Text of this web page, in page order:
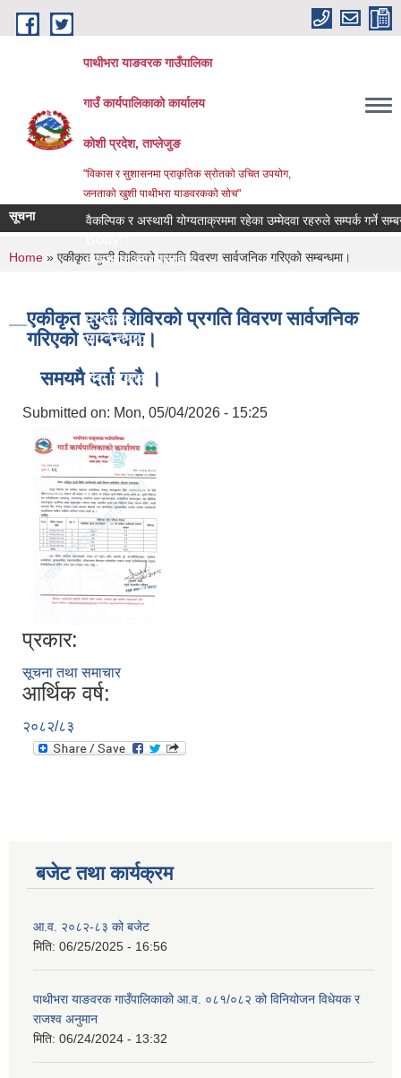
Skip to main content
पाथीभरा याङवरक गाउँपालिका
गाउँ कार्यपालिकाको कार्यालय
कोशी प्रदेश, ताप्लेजुङ
"विकास र सुशासनमा प्राकृतिक स्रोतको उचित उपयोग,
जनताको खुशी पाथीभरा याङवरकको सोच"
सूचना वैकल्पिक र अस्थायी योग्यताक्रममा रहेका उम्मेदवा रहरुले सम्पर्क गर्ने सम्बन्धी
आवश्यक कागजातहरु:
प्रक्रिया:
लाग्ने समय:
सेवा प्रकार:
You are here
Home » एकीकृत घुम्ती शिविरको प्रगति विवरण सार्वजनिक गरिएको सम्बन्धमा।
एकीकृत घुम्ती शिविरको प्रगति विवरण सार्वजनिक
गरिएको सम्बन्धमा।
समयमै दर्ता गरौ ।
Submitted on: Mon, 05/04/2026 - 15:25
प्रकार:
सूचना तथा समाचार
आर्थिक वर्ष:
२०८२/८३
बजेट तथा कार्यक्रम
आ.व. २०८२-८३ को बजेट
मिति: 06/25/2025 - 16:56
पाथीभरा याङवरक गाउँपालिकाको आ.व. ०८१/०८२ को विनियोजन विधेयक र
राजश्व अनुमान
मिति: 06/24/2024 - 13:32